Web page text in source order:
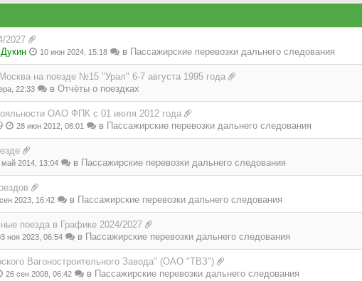
2027
10 июн 2024, 15:18 в Пассажирские перевозки дальнего следования
на поезде №15 "Урал" 6-7 августа 1995 года
22:33 в Отчёты о поездках
ОАО ФПК с 01 июля 2012 года
28 июн 2012, 08:01 в Пассажирские перевозки дальнего следования
май 2014, 13:04 в Пассажирские перевозки дальнего следования
2023, 16:42 в Пассажирские перевозки дальнего следования
поезда в Графике 2024/2027
ноя 2023, 06:54 в Пассажирские перевозки дальнего следования
Вагоностроительного Завода" (ОАО "ТВЗ")
26 сен 2008, 06:42 в Пассажирские перевозки дальнего следования